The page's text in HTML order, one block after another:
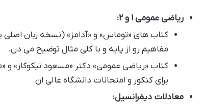
ریاضی عمومی ۱ و ۲:
کتاب های «توماس» و «آدامز» (نسخه زبان
مفاهیم رو از پایه و با کلی مثال توضیح می دن.
کتاب «ریاضی عمومی» دکتر «مسعود نیکوکار» و
برای کنکور و امتحانات دانشگاه عالی ان.
معادلات دیفرانسیل: